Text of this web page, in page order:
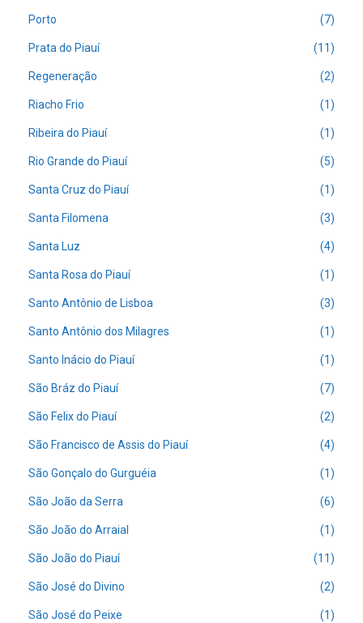
Porto (7)
Prata do Piauí (11)
Regeneração (2)
Riacho Frio (1)
Ribeira do Piauí (1)
Rio Grande do Piauí (5)
Santa Cruz do Piauí (1)
Santa Filomena (3)
Santa Luz (4)
Santa Rosa do Piauí (1)
Santo Antônio de Lisboa (3)
Santo Antônio dos Milagres (1)
Santo Inácio do Piauí (1)
São Bráz do Piauí (7)
São Felix do Piauí (2)
São Francisco de Assis do Piauí (4)
São Gonçalo do Gurguéia (1)
São João da Serra (6)
São João do Arraial (1)
São João do Piauí (11)
São José do Divino (2)
São José do Peixe (1)